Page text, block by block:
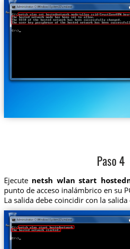
Paso 4
Ejecute netsh wlan start
punto de acceso inalámbrico en su
La salida debe coincidir con la